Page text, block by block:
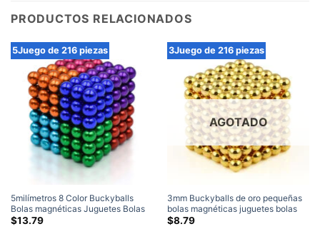
PRODUCTOS RELACIONADOS
5Juego de 216 piezas
5milímetros 8 Color Buckyballs
Bolas magnéticas Juguetes Bolas
magnéticas Rompecabezas Esfera
$13.79
3Juego de 216 piezas
AGOTADO
3mm Buckyballs de oro pequeñas
bolas magnéticas juguetes bolas
magnéticas rompecabezas N35
$8.79